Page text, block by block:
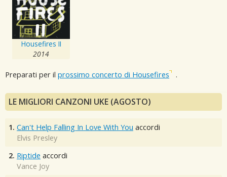
Housefires II
2014
Preparati per il prossimo concerto di Housefires .
LE MIGLIORI CANZONI UKE (AGOSTO)
1. Can't Help Falling In Love With You accordi
Elvis Presley
2. Riptide accordi
Vance Joy